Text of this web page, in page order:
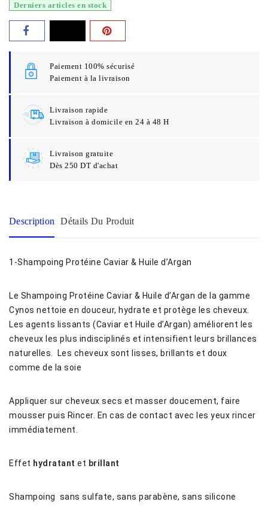
Derniers articles en stock
Paiement 100% sécurisé
Paiement à la livraison
Livraison rapide
Livraison à domicile en 24 à 48 H
Livraison gratuite
Dès 250 DT d'achat
Description Détails Du Produit
1-Shampoing Protéine Caviar & Huile d’Argan
Le Shampoing Protéine Caviar & Huile d’Argan de la gamme
Cynos nettoie en douceur, hydrate et protège les cheveux.
Les agents lissants (Caviar et Huile d’Argan) améliorent les
cheveux les plus indisciplinés et intensifient leurs brillances
naturelles. Les cheveux sont lisses, brillants et doux
comme de la soie
Appliquer sur cheveux secs et masser doucement, faire
mousser puis Rincer. En cas de contact avec les yeux rincer
immédiatement.
Effet hydratant et brillant
Shampoing sans sulfate, sans parabène, sans silicone